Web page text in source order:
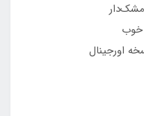
خوب
اورجینال